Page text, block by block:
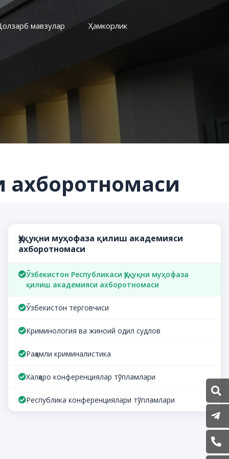
мавзулар Ҳамкорлик
Ҳуқуқни муҳофаза қилиш академияси
ахборотномаси
Ўзбекистон Республикаси Ҳуқуқни муҳофаза
қилиш академияси ахборотномаси
Ўзбекистон терговчиси
Криминология ва жиноий одил судлов
Рақамли криминалистика
Халқаро конференциялар тўпламлари
Республика конференциялари тўпламлари